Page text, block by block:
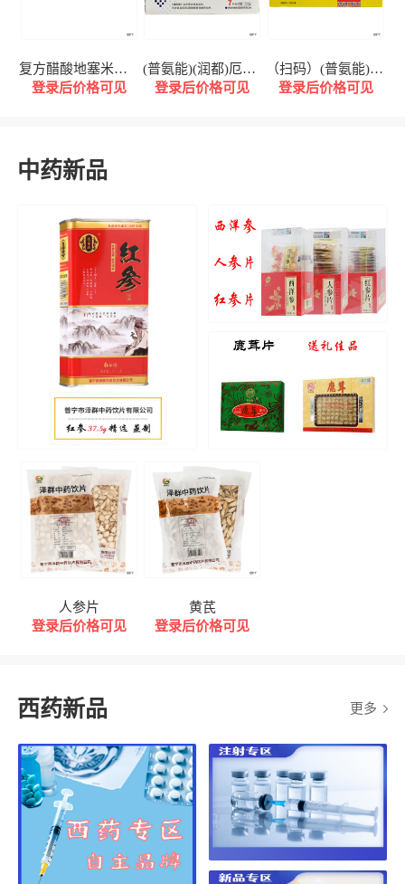
复方醋酸地塞米松乳膏（皮炎平）
登录后价格可见
(普氨能)(润都)厄贝沙坦片
登录后价格可见
（扫码）(普氨能)保和丸
登录后价格可见
中药新品
人参片
登录后价格可见
黄芪
登录后价格可见
西药新品 更多